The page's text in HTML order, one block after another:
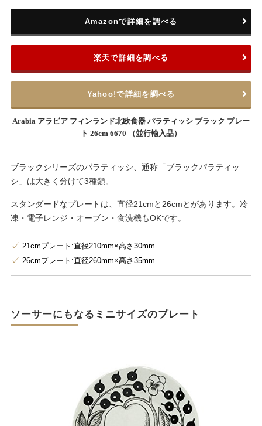
Arabia アラビア フィンランド北欧食器 パラティッシ ブラック プレー
ト 26cm 6670 （並行輸入品）
Amazonで詳細を調べる
楽天で詳細を調べる
Yahoo!で詳細を調べる
ブラックシリーズのパラティッシ、通称「ブラックパラティッ
シ」は大きく分けて3種類。
スタンダードなプレートは、直径21cmと26cmとがあります。冷
凍・電子レンジ・オーブン・食洗機もOKです。
21cmプレート:直径210mm×高さ30mm
26cmプレート:直径260mm×高さ35mm
ソーサーにもなるミニサイズのプレート